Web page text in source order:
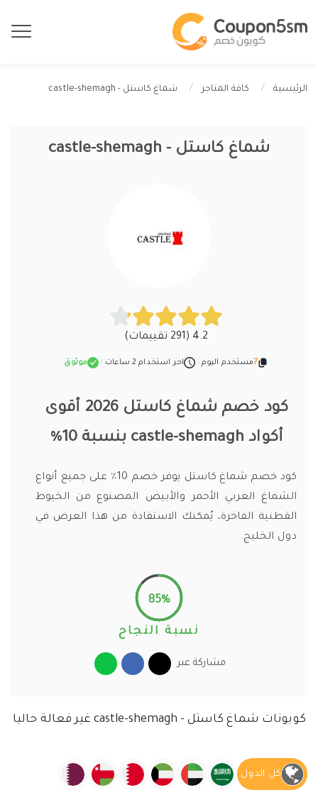
الرئيسية كافة المتاجر شماغ كاستل - castle-shemagh
شماغ كاستل - castle-shemagh
4.2 (291 تقييمات)
7مستخدم اليوم اخر استخدام 2 ساعات موثوق
كود خصم شماغ كاستل 2026 أقوى
أكواد castle-shemagh بنسبة 10%
كود خصم شماغ كاستل يوفر خصم 10٪ على جميع أنواع
الشماغ العربي الأحمر والأبيض المصنوع من الخيوط
القطنية الفاخرة، يُمكنك الاستفادة من هذا العرض في
دول الخليج.
85%
نسبة النجاح
مشاركة عبر
كوبونات شماغ كاستل - castle-shemagh غير فعالة حاليا
كل الدول